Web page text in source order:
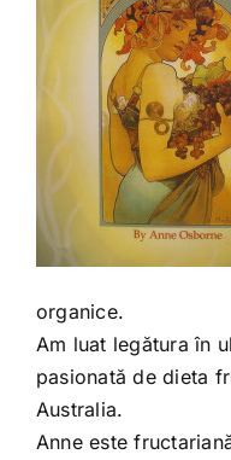
organice.
Am luat legătura în
pasionată de dieta
Australia.
Anne este